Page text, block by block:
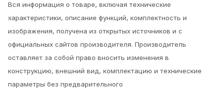
Вся информация о товаре, включая технические
характеристики, описание функций, комплектность и
изображения, получена из открытых источников и с
официальных сайтов производителя. Производитель
оставляет за собой право вносить изменения в
конструкцию, внешний вид, комплектацию и технические
параметры без предварительного